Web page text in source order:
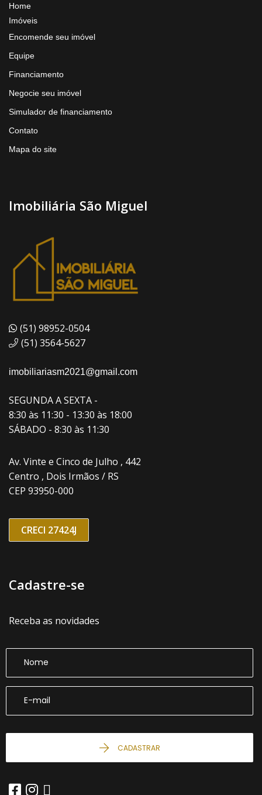
Home
Imóveis
Encomende seu imóvel
Equipe
Financiamento
Negocie seu imóvel
Simulador de financiamento
Contato
Mapa do site
Imobiliária São Miguel
(51) 98952-0504
(51) 3564-5627
imobiliariasm2021@gmail.com
SEGUNDA A SEXTA -
8:30 às 11:30 - 13:30 às 18:00
SÁBADO - 8:30 às 11:30
Av. Vinte e Cinco de Julho , 442
Centro , Dois Irmãos / RS
CEP 93950-000
CRECI 27424J
Cadastre-se
Receba as novidades
CADASTRAR